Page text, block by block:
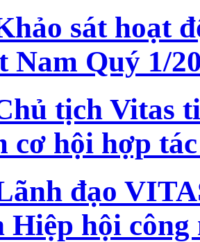
sát hoạt
Nam Quý 1/
tịch Vitas
cơ hội hợp
đạo
Hiệp hội